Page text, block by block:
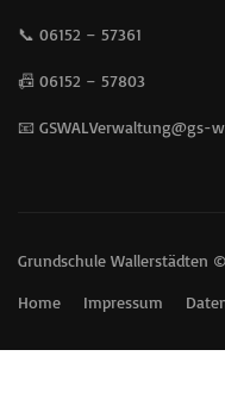
📞 06152 – 57361
📠 06152 – 57803
📧 GSWALVerwaltung@gs-
Grundschule Wallerstädten
Home Impressum